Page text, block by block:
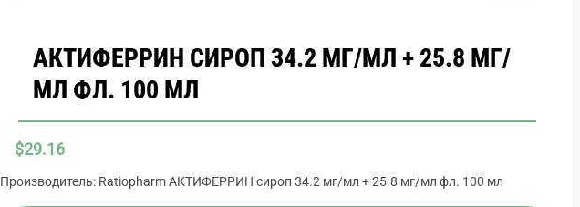
АКТИФЕРРИН СИРОП 34.2 МГ/МЛ + 25.8 МГ/
МЛ ФЛ. 100 МЛ
$29.16
Производитель: Ratiopharm АКТИФЕРРИН сироп 34.2 мг/мл + 25.8 мг/мл фл. 100 мл